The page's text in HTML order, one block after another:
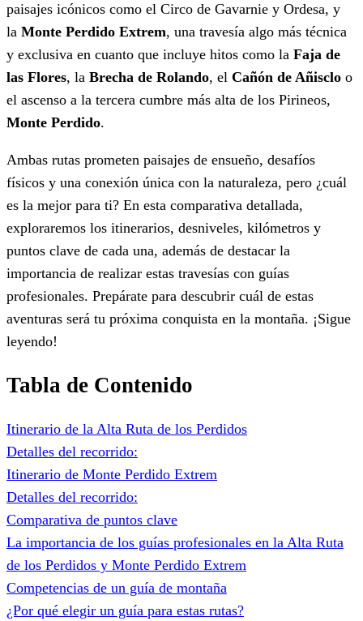
paisajes icónicos como el Circo de Gavarnie y Ordesa, y
la Monte Perdido Extrem, una travesía algo más técnica
y exclusiva en cuanto que incluye hitos como la Faja de
las Flores, la Brecha de Rolando, el Cañón de Añisclo o
el ascenso a la tercera cumbre más alta de los Pirineos,
Monte Perdido.
Ambas rutas prometen paisajes de ensueño, desafíos
físicos y una conexión única con la naturaleza, pero ¿cuál
es la mejor para ti? En esta comparativa detallada,
exploraremos los itinerarios, desniveles, kilómetros y
puntos clave de cada una, además de destacar la
importancia de realizar estas travesías con guías
profesionales. Prepárate para descubrir cuál de estas
aventuras será tu próxima conquista en la montaña. ¡Sigue
leyendo!
Tabla de Contenido
Itinerario de la Alta Ruta de los Perdidos
Detalles del recorrido:
Itinerario de Monte Perdido Extrem
Detalles del recorrido:
Comparativa de puntos clave
La importancia de los guías profesionales en la Alta Ruta
de los Perdidos y Monte Perdido Extrem
Competencias de un guía de montaña
¿Por qué elegir un guía para estas rutas?